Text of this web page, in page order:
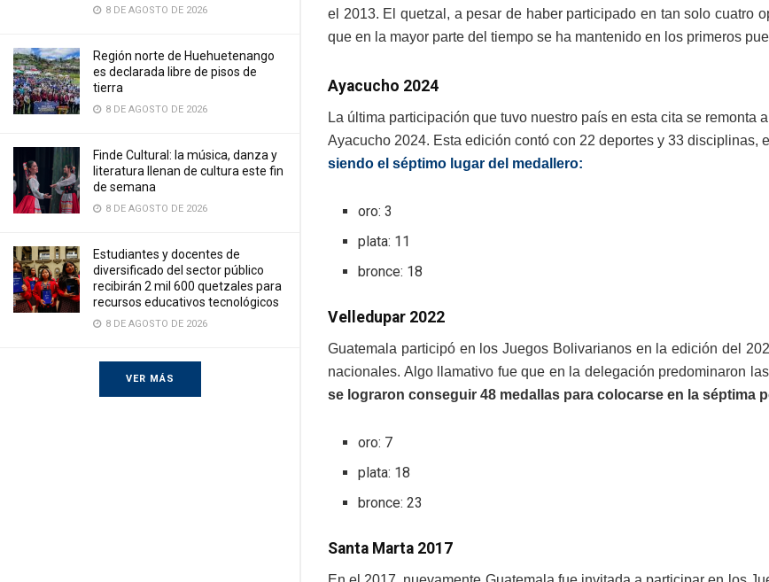
8 DE AGOSTO DE 2026
Región norte de Huehuetenango
es declarada libre de pisos de
tierra
8 DE AGOSTO DE 2026
Finde Cultural: la música, danza y
literatura llenan de cultura este fin
de semana
8 DE AGOSTO DE 2026
Estudiantes y docentes de
diversificado del sector público
recibirán 2 mil 600 quetzales para
recursos educativos tecnológicos
8 DE AGOSTO DE 2026
VER MÁS
el 2013. El quetzal, a pesar de haber participado en tan solo cuatro
que en la mayor parte del tiempo se ha mantenido en los primeros
Ayacucho 2024
La última participación que tuvo nuestro país en esta cita se
Ayacucho 2024. Esta edición contó con 22 deportes y 33 disciplinas,
siendo el séptimo lugar del medallero:
oro: 3
plata: 11
bronce: 18
Velledupar 2022
Guatemala participó en los Juegos Bolivarianos en la edición del
nacionales. Algo llamativo fue que en la delegación predominaron
se lograron conseguir 48 medallas para colocarse en la séptima
oro: 7
plata: 18
bronce: 23
Santa Marta 2017